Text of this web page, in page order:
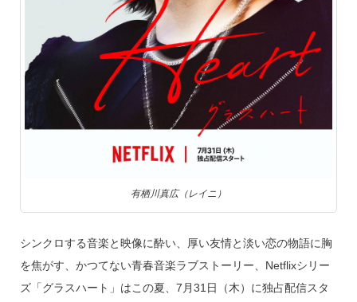
有栖川真広（レイニ）
シンクロする音楽と映像に酔い、厚い友情と淡い恋の物語に胸
を焦がす、かつてない青春音楽ラブストーリー、Netflixシリー
ズ「グラスハート」はこの夏、7月31日（木）に独占配信スタ